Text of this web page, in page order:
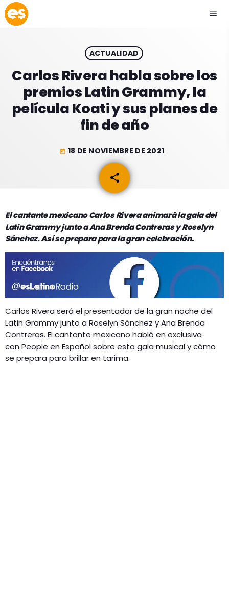
menu
play_arrow EMISIÓN LA PAZ
play_arrow EMISIÓN COCHABAMBA
ESLATINO NEWS
ESPECTÁCULOS
GEEKERS
ENTRETENIMIENTO
INICIO
RADIO SPLENDID
ACTUALIDAD
Carlos Rivera habla sobre los
premios Latin Grammy, la
película Koati y sus planes de
fin de año
today 18 DE NOVIEMBRE DE 2021
share
email
El cantante mexicano Carlos Rivera animará la gala del
Latin Grammy junto a Ana Brenda Contreras y Roselyn
Sánchez. Así se prepara para la gran celebración.
Carlos Rivera será el presentador de la gran noche del
Latin Grammy junto a Roselyn Sánchez y Ana Brenda
Contreras. El cantante mexicano habló en exclusiva
con People en Español sobre esta gala musical y cómo
se prepara para brillar en tarima.